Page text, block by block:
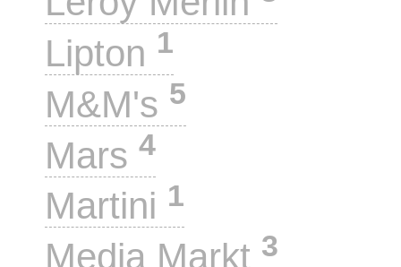
Lipton 1
M&M's 5
Mars 4
Martini 1
Media Markt 3